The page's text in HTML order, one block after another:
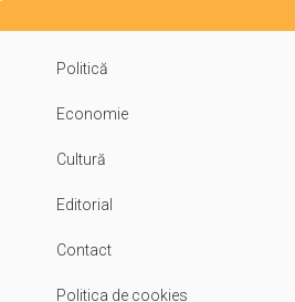
Politică
Economie
Cultură
Editorial
Contact
Politica de cookies